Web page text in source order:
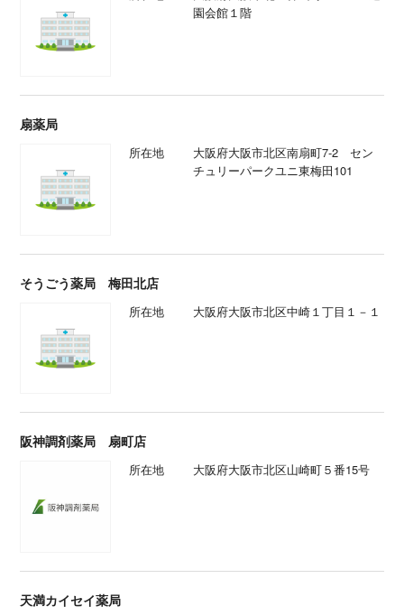
園会館１階
扇薬局
所在地
大阪府大阪市北区南扇町7-2 セン
チュリーパークユニ東梅田101
そうごう薬局 梅田北店
所在地 大阪府大阪市北区中崎１丁目１－１
阪神調剤薬局 扇町店
所在地 大阪府大阪市北区山崎町５番15号
天満カイセイ薬局